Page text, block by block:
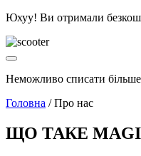
Юхуу! Ви отримали
Неможливо списати
Головна / Про нас
ЩО ТАКЕ